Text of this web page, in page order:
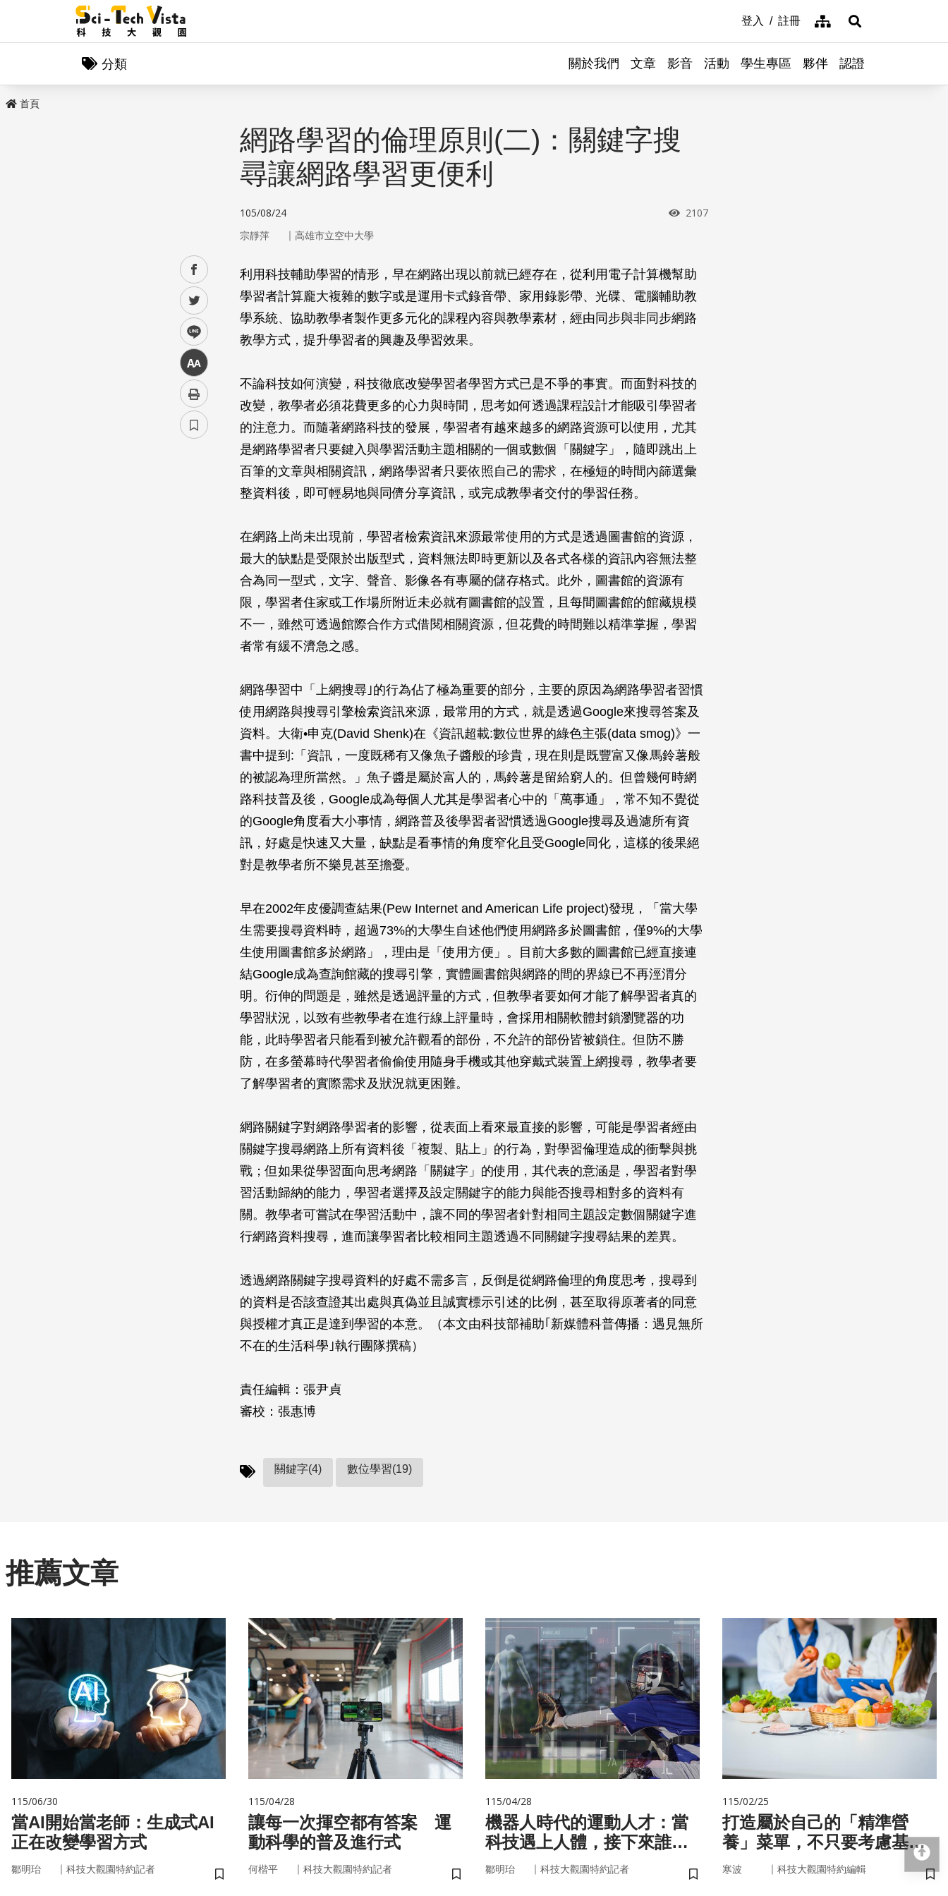
登入 註冊 網站導覽展開搜尋
分類 關於我們 文章 影音 活動 學生專區 夥伴 認證
首頁
facebook
twitter
line
中
網路學習的倫理原則(二)：關鍵字搜
尋讓網路學習更便利
105/08/24 瀏覽次數
2107
宗靜萍 ｜ 高雄市立空中大學
利用科技輔助學習的情形，早在網路出現以前就已經存在，從利用電子計算機幫助
學習者計算龐大複雜的數字或是運用卡式錄音帶、家用錄影帶、光碟、電腦輔助教
學系統、協助教學者製作更多元化的課程內容與教學素材，經由同步與非同步網路
教學方式，提升學習者的興趣及學習效果。
不論科技如何演變，科技徹底改變學習者學習方式已是不爭的事實。而面對科技的
改變，教學者必須花費更多的心力與時間，思考如何透過課程設計才能吸引學習者
的注意力。而隨著網路科技的發展，學習者有越來越多的網路資源可以使用，尤其
是網路學習者只要鍵入與學習活動主題相關的一個或數個「關鍵字」，隨即跳出上
百筆的文章與相關資訊，網路學習者只要依照自己的需求，在極短的時間內篩選彙
整資料後，即可輕易地與同儕分享資訊，或完成教學者交付的學習任務。
在網路上尚未出現前，學習者檢索資訊來源最常使用的方式是透過圖書館的資源，
最大的缺點是受限於出版型式，資料無法即時更新以及各式各樣的資訊內容無法整
合為同一型式，文字、聲音、影像各有專屬的儲存格式。此外，圖書館的資源有
限，學習者住家或工作場所附近未必就有圖書館的設置，且每間圖書館的館藏規模
不一，雖然可透過館際合作方式借閱相關資源，但花費的時間難以精準掌握，學習
者常有緩不濟急之感。
網路學習中「上網搜尋｣的行為佔了極為重要的部分，主要的原因為網路學習者習慣
使用網路與搜尋引擎檢索資訊來源，最常用的方式，就是透過Google來搜尋答案及
資料。大衛•申克(David Shenk)在《資訊超載:數位世界的綠色主張(data smog)》一
書中提到:「資訊，一度既稀有又像魚子醬般的珍貴，現在則是既豐富又像馬鈴薯般
的被認為理所當然。」魚子醬是屬於富人的，馬鈴薯是留給窮人的。但曾幾何時網
路科技普及後，Google成為每個人尤其是學習者心中的「萬事通」，常不知不覺從
的Google角度看大小事情，網路普及後學習者習慣透過Google搜尋及過濾所有資
訊，好處是快速又大量，缺點是看事情的角度窄化且受Google同化，這樣的後果絕
對是教學者所不樂見甚至擔憂。
早在2002年皮優調查結果(Pew Internet and American Life project)發現，「當大學
生需要搜尋資料時，超過73%的大學生自述他們使用網路多於圖書館，僅9%的大學
生使用圖書館多於網路」，理由是「使用方便」。目前大多數的圖書館已經直接連
結Google成為查詢館藏的搜尋引擎，實體圖書館與網路的間的界線已不再涇渭分
明。衍伸的問題是，雖然是透過評量的方式，但教學者要如何才能了解學習者真的
學習狀況，以致有些教學者在進行線上評量時，會採用相關軟體封鎖瀏覽器的功
能，此時學習者只能看到被允許觀看的部份，不允許的部份皆被鎖住。但防不勝
防，在多螢幕時代學習者偷偷使用隨身手機或其他穿戴式裝置上網搜尋，教學者要
了解學習者的實際需求及狀況就更困難。
網路關鍵字對網路學習者的影響，從表面上看來最直接的影響，可能是學習者經由
關鍵字搜尋網路上所有資料後「複製、貼上」的行為，對學習倫理造成的衝擊與挑
戰；但如果從學習面向思考網路「關鍵字」的使用，其代表的意涵是，學習者對學
習活動歸納的能力，學習者選擇及設定關鍵字的能力與能否搜尋相對多的資料有
關。教學者可嘗試在學習活動中，讓不同的學習者針對相同主題設定數個關鍵字進
行網路資料搜尋，進而讓學習者比較相同主題透過不同關鍵字搜尋結果的差異。
透過網路關鍵字搜尋資料的好處不需多言，反倒是從網路倫理的角度思考，搜尋到
的資料是否該查證其出處與真偽並且誠實標示引述的比例，甚至取得原著者的同意
與授權才真正是達到學習的本意。（本文由科技部補助｢新媒體科普傳播：遇見無所
不在的生活科學｣執行團隊撰稿）
責任編輯：張尹貞
審校：張惠博
關鍵字(4) 數位學習(19)
推薦文章
115/06/30
當AI開始當老師：生成式AI
正在改變學習方式
鄒明珆 ｜ 科技大觀園特約記者
儲存書籤
115/04/28
讓每一次揮空都有答案 運
動科學的普及進行式
何楷平 ｜ 科技大觀園特約記者
儲存書籤
115/04/28
機器人時代的運動人才：當
科技遇上人體，接下來誰來
接手？
鄒明珆 ｜ 科技大觀園特約記者
儲存書籤
115/02/25
打造屬於自己的「精準營
養」菜單，不只要考慮基
因，關鍵更在腸道微生物
寒波 ｜ 科技大觀園特約編輯
儲
回